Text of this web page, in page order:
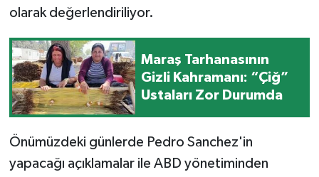
olarak değerlendiriliyor.
Maraş Tarhanasının
Gizli Kahramanı: “Çiğ”
Ustaları Zor Durumda
Önümüzdeki günlerde Pedro Sanchez'in
yapacağı açıklamalar ile ABD yönetiminden